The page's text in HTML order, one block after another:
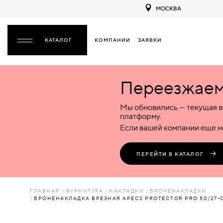
МОСКВА
КОМПАНИИ ЗАЯВКИ
НАЗАД
ПЛАСТИКОВЫЕ
ЛЮКИ
Межкомнатные
Деревянные
Пластиковые
Комбинированные
Входные
Металлические
Пластиковые
Стеклянные
Комбинированные
Специализированные
Металлические
Пластиковые
Стеклянные
Комбинированные
Мы обновились — текущая
платформу.
Если вашей компании еще
ПЕРЕЙТИ В КАТАЛОГ
ГЛАВНАЯ ФУРНИТУРА НАКЛАДКИ
БРОНЕНАКЛАДКИ
БРОНЕНАКЛАДКА ВРЕЗНАЯ APECS PROTECTOR PRO 50/27-